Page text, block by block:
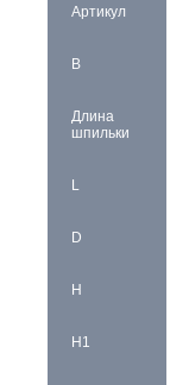
Артикул
B
Длина
шпильки
L
D
H
H1